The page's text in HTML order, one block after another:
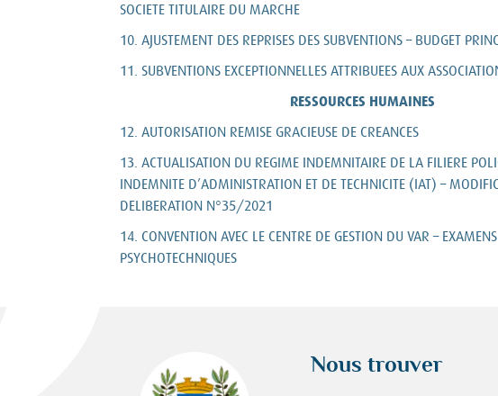
SOCIETE TITULAIRE DU MARCHE
10. AJUSTEMENT DES REPRISES DES SUBVENTIONS – BUDGET
11. SUBVENTIONS EXCEPTIONNELLES ATTRIBUEES AUX
RESSOURCES HUMAINES
12. AUTORISATION REMISE GRACIEUSE DE CREANCES
13. ACTUALISATION DU REGIME INDEMNITAIRE DE LA FILIERE
INDEMNITE D’ADMINISTRATION ET DE TECHNICITE (IAT) –
DELIBERATION N°35/2021
14. CONVENTION AVEC LE CENTRE DE GESTION DU VAR – EXAMENS
PSYCHOTECHNIQUES
Nous trouver